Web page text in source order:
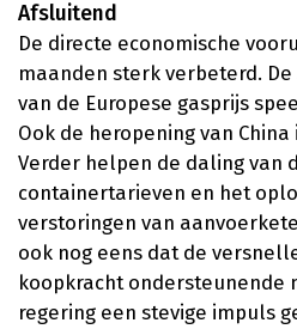
Afsluitend
De directe economische
maanden sterk verbeterd.
van de Europese gasprijs
Ook de heropening van
Verder helpen de daling van
containertarieven en het
verstoringen van
ook nog eens dat de
koopkracht ondersteunende
regering een stevige impuls